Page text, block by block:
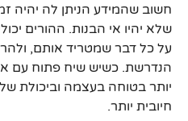
חשוב שהמידע הניתן לה יהיה
שלא יהיו אי הבנות. ההורים
על כל דבר שמטריד אותם,
הנדרשת. כשיש שיח פתוח עם
יותר בטוחה בעצמה וביכולת
חיובית יותר.